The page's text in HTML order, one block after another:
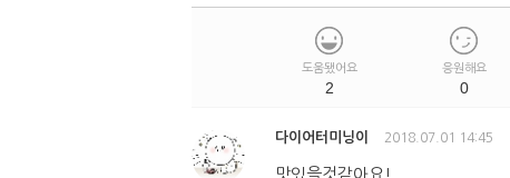
도움됐어요
2
응원해요
0
다이어터미닝이 2018.07.01 14:45
맛있을것같아요!